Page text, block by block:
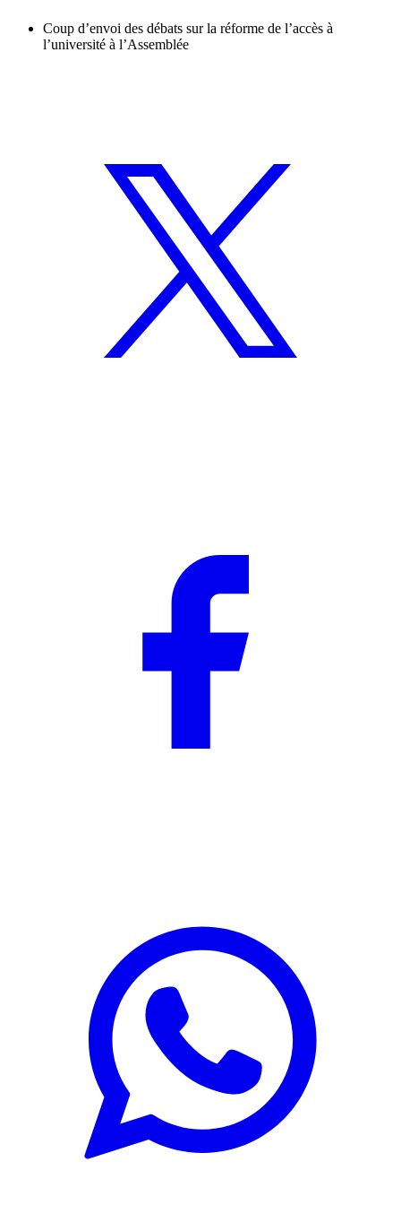
Coup d’envoi des débats sur la réforme de l’accès à
l’université à l’Assemblée